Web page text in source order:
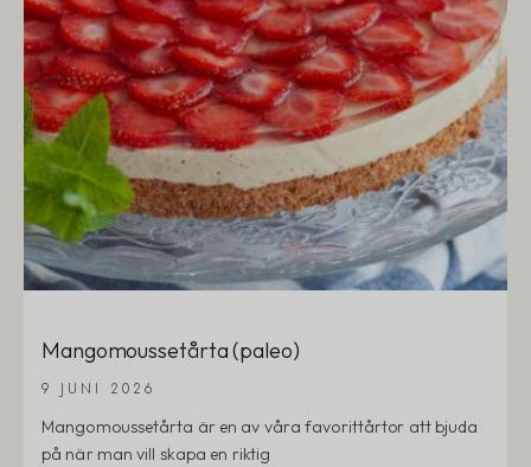
Mangomoussetårta (paleo)
9 JUNI 2026
Mangomoussetårta är en av våra favorittårtor att bjuda
på när man vill skapa en riktig